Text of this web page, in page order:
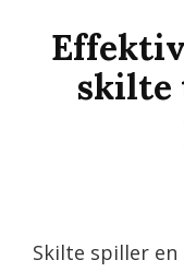
skilte
Skilte spiller